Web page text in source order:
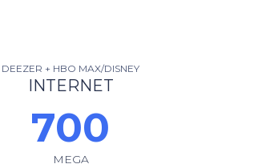
DEEZER + HBO MAX/DISNEY
INTERNET
700
MEGA